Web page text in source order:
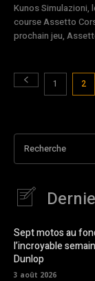
Kunos Simulazioni,
course Assetto
prochain jeu,
1 2
Recherche
Sept motos au
l’incroyable
Dunlop
3 août 2026